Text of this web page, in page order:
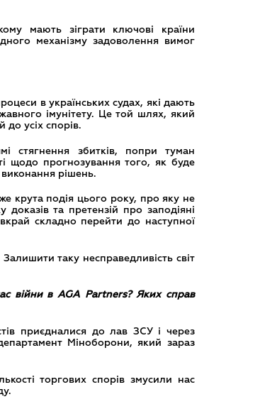
мають зіграти ключові країни
механізму задоволення вимог
в українських судах, які дають
імунітету. Це той шлях, який
усіх спорів.
стягнення збитків, попри туман
щодо прогнозування того, як буде
рішень.
крута подія цього року, про яку не
та претензій про заподіяні
складно перейти до наступної
таку несправедливість світ
війни в AGA Partners? Яких справ
приєдналися до лав ЗСУ і через
Міноборони, який зараз
торгових спорів змусили нас